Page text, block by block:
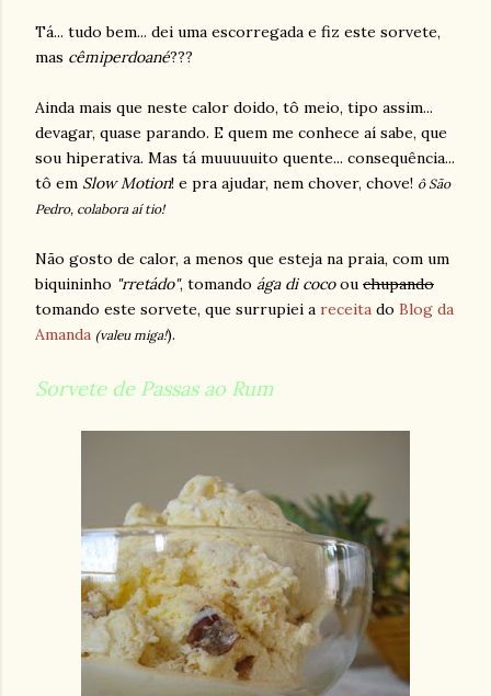
Tá... tudo bem... dei uma escorregada e fiz este sorvete,
mas cêmiperdoané???
Ainda mais que neste calor doido, tô meio, tipo assim...
devagar, quase parando. E quem me conhece aí sabe, que
sou hiperativa. Mas tá muuuuuito quente... consequência...
tô em Slow Motion! e pra ajudar, nem chover, chove! ô São
Pedro, colabora aí tio!
Não gosto de calor, a menos que esteja na praia, com um
biquininho "rretádo", tomando ága di cocoou chupando
tomando este sorvete, que surrupiei a receita do Blog da
Amanda (valeu miga!).
Sorvete de Passas ao Rum